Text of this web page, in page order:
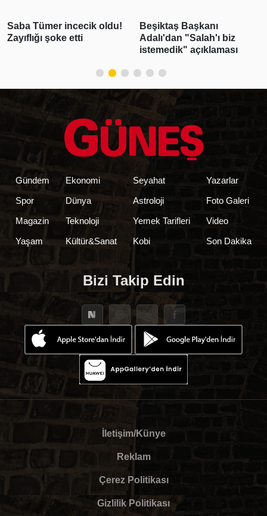
Beşiktaş Başkanı
Adalı'dan "Salah'ı biz
Emlak vergisinde gelecek
yıl için esas alınacak
inşaat maliyet bedelleri
Gündem
Spor
Magazin
Yaşam
Ekonomi
Dünya
Teknoloji
Kültür&Sanat
Seyahat
Astroloji
Yemek Tarifleri
Kobi
Yazarlar
Foto Galeri
Video
Son Dakika
Bizi Takip Edin
İletişim/Künye
Reklam
Çerez Politikası
Gizlilik Politikası